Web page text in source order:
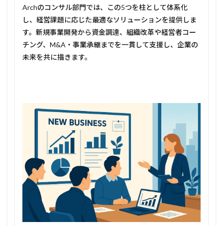
2.4
4. 経
営
者・
管理
職コ
ーチ
M&A・
事業承
Archのコンサル部門では、この5つを柱として体系化
し、経営課題に応じた最適なソリューションを提供しま
す。新規事業開発から資金調達、組織改革や経営者コー
チング、M&A・事業承継までを一貫して支援し、企業の
未来を共に描きます。